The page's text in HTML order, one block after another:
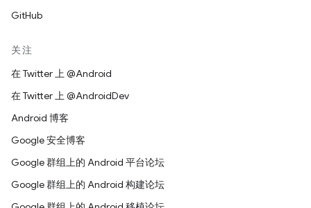
GitHub
关注
在 Twitter 上 @Android
在 Twitter 上 @AndroidDev
Android 博客
Google 安全博客
Google 群组上的 Android 平台论坛
Google 群组上的 Android 构建论坛